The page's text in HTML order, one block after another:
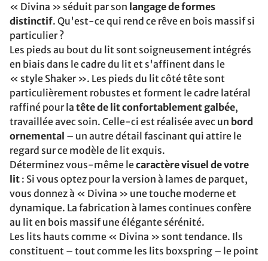
« Divina » séduit par son langage de formes
distinctif. Qu'est-ce qui rend ce rêve en bois massif si
particulier ?
Les pieds au bout du lit sont soigneusement intégrés
en biais dans le cadre du lit et s'affinent dans le
« style Shaker ». Les pieds du lit côté tête sont
particulièrement robustes et forment le cadre latéral
raffiné pour la tête de lit confortablement galbée,
travaillée avec soin. Celle-ci est réalisée avec un bord
ornemental – un autre détail fascinant qui attire le
regard sur ce modèle de lit exquis.
Déterminez vous-même lecaractère visuel de votre
lit : Si vous optez pour la version à lames de parquet,
vous donnez à « Divina » une touche moderne et
dynamique. La fabrication à lames continues confère
au lit en bois massif une élégante sérénité.
Les lits hauts comme « Divina » sont tendance. Ils
constituent – tout comme les lits boxspring – le point